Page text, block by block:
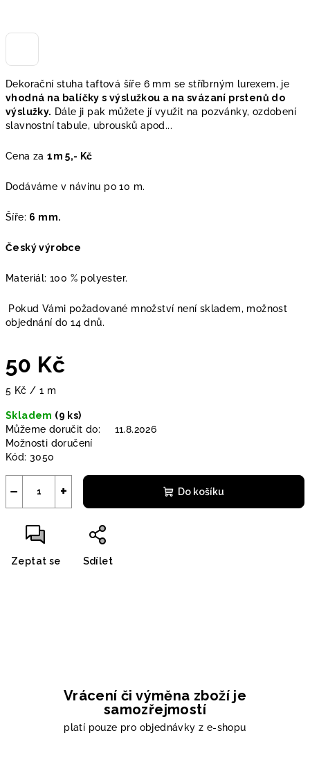
Dekorační stuha taftová šíře 6 mm se stříbrným lurexem, je
vhodná na balíčky s výslužkou a na svázaní prstenů do
výslužky. Dále ji pak můžete jí využít na pozvánky, ozdobení
slavnostní tabule, ubrousků apod...
Cena za1m 5,- Kč
Dodáváme v návinu po 10 m.
Šíře: 6 mm.
Český výrobce
Materiál: 100 % polyester.
Pokud Vámi požadované množství není skladem, možnost
objednání do 14 dnů.
50 Kč
Měrná
5 Kč / 1 m
Skladem (9 ks)
Můžeme doručit do:
11.8.2026
Možnosti doručení
Kód: 3050
+
− Do košíku
Zeptat se Sdílet
Vrácení či výměna zboží je
samozřejmostí
platí pouze pro objednávky z e-shopu